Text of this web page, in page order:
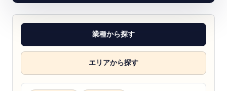
業種から探す
エリアから探す